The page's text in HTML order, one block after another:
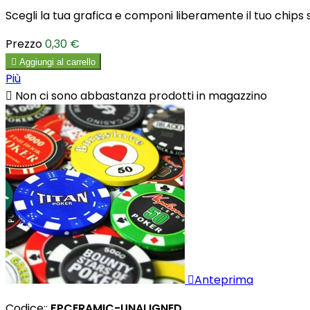
Scegli la tua grafica e componi liberamente il tuo chips
Prezzo0,30 €
 Aggiungi al carrello
Più
 Non ci sono abbastanza prodotti in magazzino
Anteprima